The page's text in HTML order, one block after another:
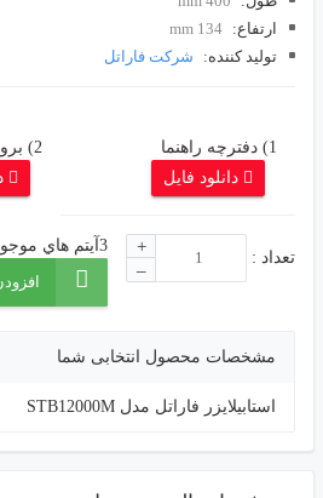
ارتفاع: 134 mm
توليد کننده:
شرکت فاراتل
1) دفترچه راهنما
دانلود فایل
2) بروشور محصول
3آيتم هاي موجود
تعداد :
+
–
مشخصات محصول انتخابی شما
استابیلایزر فاراتل مدل STB12000M